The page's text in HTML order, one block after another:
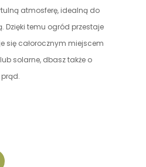
atmosferę, idealną do
Dzięki temu ogród przestaje
się całorocznym miejscem
solarne, dbasz także o